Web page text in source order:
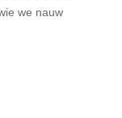
we nauw